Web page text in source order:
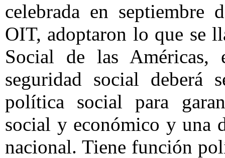
celebrada en septiembre
OIT, adoptaron lo que se
Social de las Américas,
seguridad social deberá
política social para
social y económico y una
nacional. Tiene función